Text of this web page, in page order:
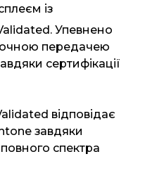
із
Упевнено
точною передачею
сертифікації
відповідає
завдяки
спектра